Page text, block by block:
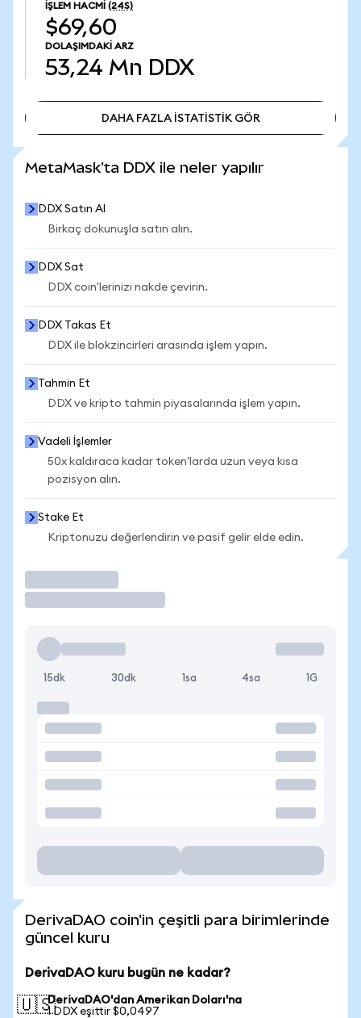
İŞLEM HACMI (24S)
$69,60
DOLAŞIMDAKI ARZ
53,24 Mn DDX
DAHA FAZLA İSTATİSTİK GÖR
MetaMask'ta DDX ile neler yapılır
DDX Satın Al
Birkaç dokunuşla satın alın.
DDX Sat
DDX coin'lerinizi nakde çevirin.
DDX Takas Et
DDX ile blokzincirleri arasında işlem yapın.
Tahmin Et
DDX ve kripto tahmin piyasalarında işlem yapın.
Vadeli İşlemler
50x kaldıraca kadar token'larda uzun veya kısa
pozisyon alın.
Stake Et
Kriptonuzu değerlendirin ve pasif gelir elde edin.
15dk 30dk 1sa 4sa 1G
DerivaDAO coin'in çeşitli para birimlerinde
güncel kuru
DerivaDAO kuru bugün ne kadar?
🇺🇸DerivaDAO'dan Amerikan Doları'na
1 DDX eşittir $0,0497